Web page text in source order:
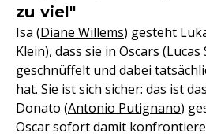
zu viel"
Isa (Diane Willems) gesteht
Klein), dass sie in Oscars (Lucas
geschnüffelt und dabei
hat. Sie ist sich sicher: das ist
Donato (Antonio Putignano)
Oscar sofort damit